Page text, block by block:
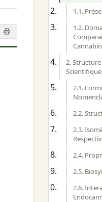
1.1.
1.2.
2.
2.1.
2.2.
2.3.
2.4.
2.5.
2.6.